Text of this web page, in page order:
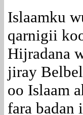
Islaamku
qarnigii
Hijradana
jiray
oo Islaam
fara badan